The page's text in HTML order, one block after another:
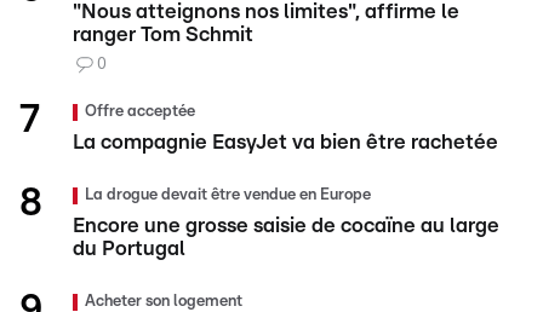
"Nous atteignons nos limites", affirme le
ranger Tom Schmit
0
Offre acceptée
La compagnie EasyJet va bien être rachetée
La drogue devait être vendue en Europe
Encore une grosse saisie de cocaïne au large
du Portugal
Acheter son logement